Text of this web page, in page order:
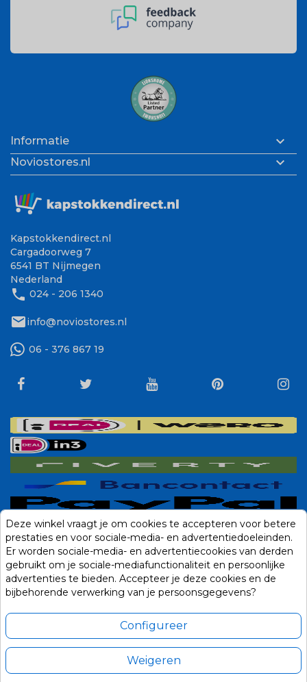
Informatie 
Noviostores.nl 
Kapstokkendirect.nl
Cargadoorweg 7
6541 BT Nijmegen
Nederland
phone 024 - 206 1340
mailinfo@noviostores.nl
06 - 376 867 19
Deze winkel vraagt je om cookies te accepteren voor betere
prestaties en voor sociale-media- en advertentiedoeleinden.
Er worden sociale-media- en advertentiecookies van derden
gebruikt om je sociale-mediafunctionaliteit en persoonlijke
advertenties te bieden. Accepteer je deze cookies en de
bijbehorende verwerking van je persoonsgegevens?
Configureer
Weigeren